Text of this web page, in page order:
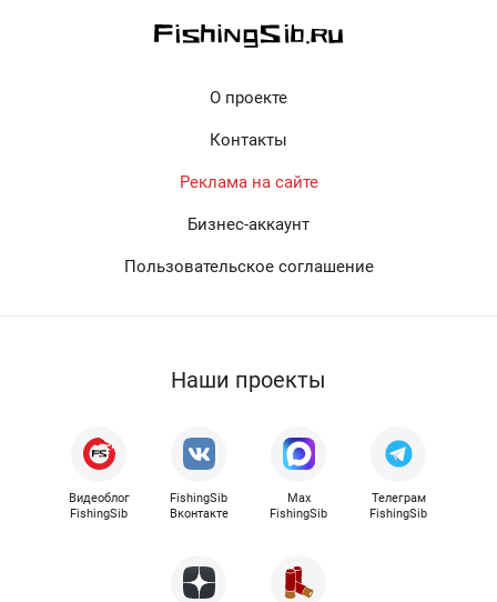
О проекте
Контакты
Реклама на сайте
Бизнес-аккаунт
Пользовательское соглашение
Наши проекты
Видеоблог
FishingSib
FishingSib
Вконтакте
Max
FishingSib
Телеграм
FishingSib